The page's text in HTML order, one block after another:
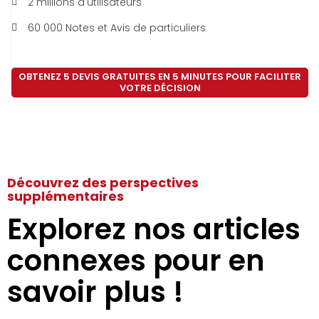
60 000 Notes et Avis de particuliers
OBTENEZ 5 DEVIS GRATUITES EN 5 MINUTES POUR FACILITER
VOTRE DÉCISION
Découvrez des perspectives
supplémentaires
Explorez nos articles
connexes pour en
savoir plus !